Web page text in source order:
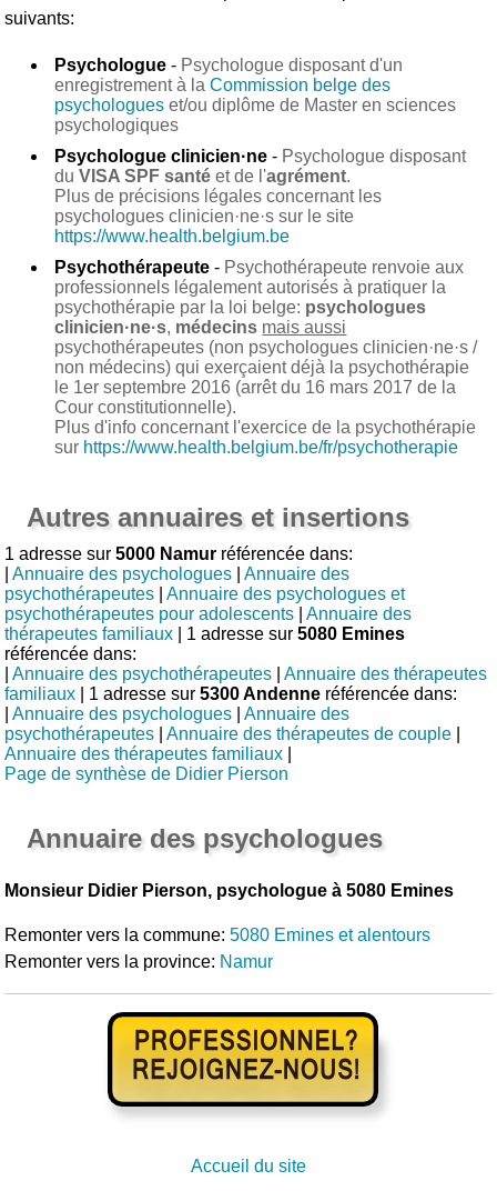
suivants:
Psychologue - Psychologue disposant d'un
enregistrement à laCommission belge des
psychologues et/ou diplôme de Master en sciences
psychologiques
Psychologue clinicien·ne - Psychologue disposant
duVISA SPF santé et de l'agrément.
Plus de précisions légales concernant les
psychologues clinicien·ne·s sur le site
https://www.health.belgium.be
Psychothérapeute - Psychothérapeute renvoie aux
professionnels légalement autorisés à pratiquer la
psychothérapie par la loi belge: psychologues
clinicien·ne·s, médecins mais aussi
psychothérapeutes (non psychologues clinicien·ne·s /
non médecins) qui exerçaient déjà la psychothérapie
le 1er septembre 2016 (arrêt du 16 mars 2017 de la
Cour constitutionnelle).
Plus d'info concernant l'exercice de la psychothérapie
sur https://www.health.belgium.be/fr/psychotherapie
Autres annuaires et insertions
1 adresse sur5000 Namur référencée dans:
|Annuaire des psychologues |Annuaire des
psychothérapeutes |Annuaire des psychologues et
psychothérapeutes pour adolescents |Annuaire des
thérapeutes familiaux | 1 adresse sur5080 Emines
référencée dans:
|Annuaire des psychothérapeutes |Annuaire des thérapeutes
familiaux | 1 adresse sur5300 Andenne référencée dans:
|Annuaire des psychologues |Annuaire des
psychothérapeutes |Annuaire des thérapeutes de couple
Annuaire des thérapeutes familiaux
Page de synthèse de Didier Pierson
Annuaire des psychologues
Monsieur Didier Pierson, psychologue à 5080 Emines
Remonter vers la commune:5080 Emines et alentours
Remonter vers la province: Namur
Accueil du site